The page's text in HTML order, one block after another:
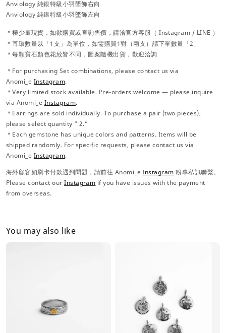
Anviology 純銀特級小羽墜飾右向
Anviology 純銀特級小羽墜飾左向
＊極少量現貨，如欲購買或查詢售價，請洽官方客服（ Instagram / LINE ）
＊耳環數量以「1支」為單位，如需購買1對（兩支）請下單數量「2」
＊每顆寶石顏色花紋皆不同，圖案隨機出貨，歡迎洽詢
＊For purchasing Set combinations, please contact us via
Anomi_e Instagram.
＊Very limited stock available. Pre-orders welcome — please inquire
via Anomi_e Instagram.
＊Earrings are sold individually. To purchase a pair (two pieces),
please select quantity “ 2.”
＊Each gemstone has unique colors and patterns. Items will be
shipped randomly. For specific requests, please contact us via
Anomi_e Instagram.
海外顧客如刷卡付款遇到問題，請前往 Anomi_eInstagram 粉專私訊聯繫。
Please contact ourInstagram if you have issues with the payment
from overseas.
You may also like